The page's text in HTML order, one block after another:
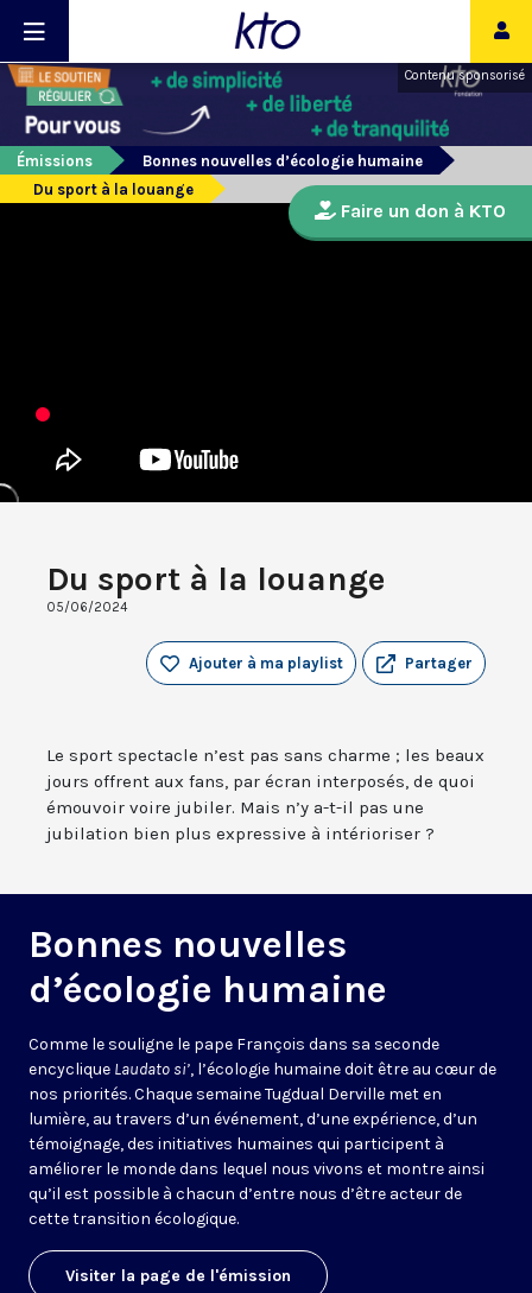
Contenu sponsorisé
Émissions
Bonnes nouvelles d’écologie humaine
Du sport à la louange
Du sport à la louange
05/06/2024
Partager
Ajouter à ma playlist
Le sport spectacle n’est pas sans charme ; les beaux
jours offrent aux fans, par écran interposés, de quoi
émouvoir voire jubiler. Mais n’y a-t-il pas une
jubilation bien plus expressive à intérioriser ?
Bonnes nouvelles
d’écologie humaine
Comme le souligne le pape François dans sa seconde
encyclique Laudato si’, l’écologie humaine doit être au cœur de
nos priorités. Chaque semaine Tugdual Derville met en
lumière, au travers d’un événement, d’une expérience, d’un
témoignage, des initiatives humaines qui participent à
améliorer le monde dans lequel nous vivons et montre ainsi
qu’il est possible à chacun d’entre nous d’être acteur de
cette transition écologique.
Visiter la page de l'émission
Faire un don à KTO